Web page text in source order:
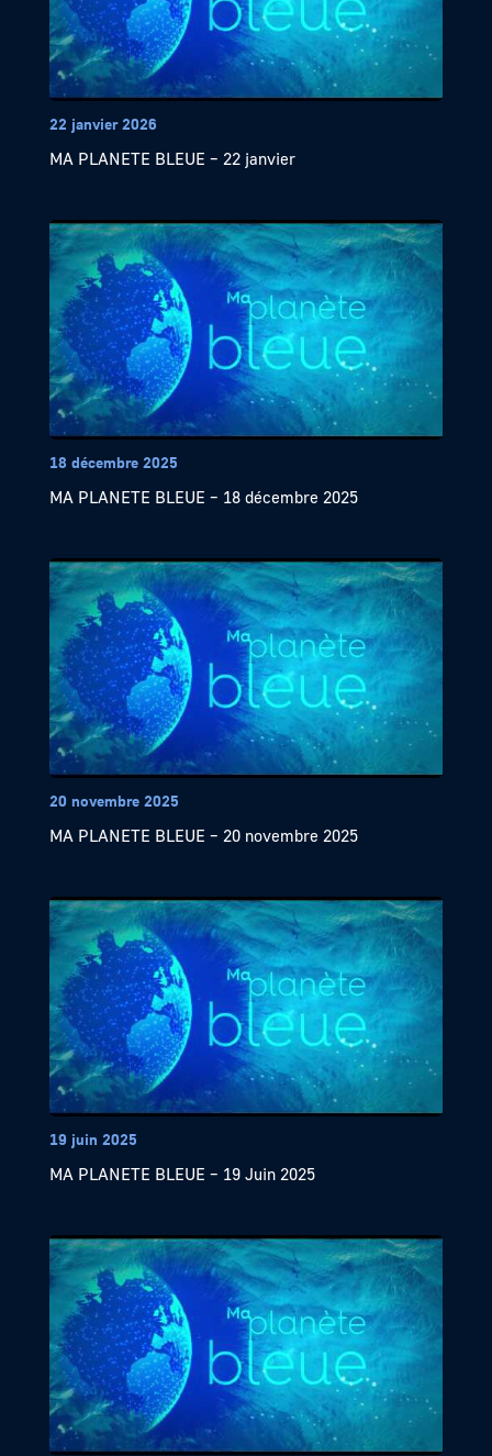
22 janvier 2026
MA PLANETE BLEUE – 22 janvier
18 décembre 2025
MA PLANETE BLEUE – 18 décembre 2025
20 novembre 2025
MA PLANETE BLEUE – 20 novembre 2025
19 juin 2025
MA PLANETE BLEUE – 19 Juin 2025